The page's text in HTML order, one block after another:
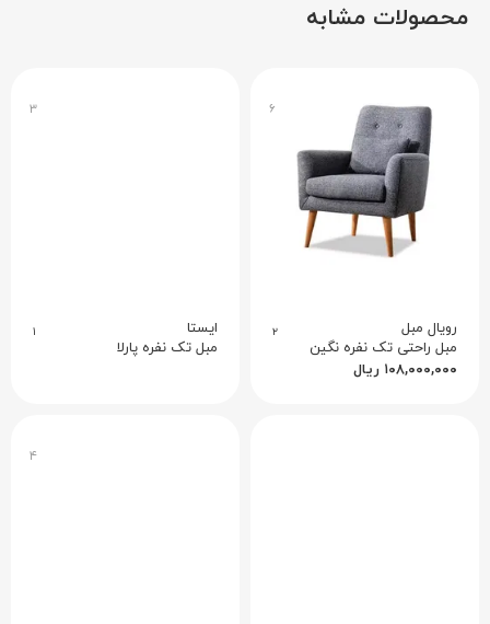
محصولات مشابه
۶
رویال مبل ۲
مبل راحتی تک نفره نگین
۱۰۸,۰۰۰,۰۰۰ ریال
۳
ایستا ۱
مبل تک نفره پارلا
۴